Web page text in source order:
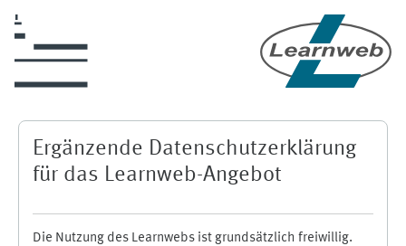
Ergänzende Datenschutzerklärung
für das Learnweb-Angebot
Die Nutzung des Learnwebs ist grundsätzlich freiwillig.